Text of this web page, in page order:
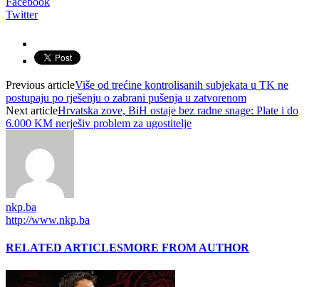
Twitter
Previous articleViše od trećine kontrolisanih subjekata u TK ne
postupaju po rješenju o zabrani pušenja u zatvorenom
Next articleHrvatska zove, BiH ostaje bez radne snage: Plate i do
6.000 KM nerješiv problem za ugostitelje
nkp.ba
http://www.nkp.ba
RELATED ARTICLESMORE FROM AUTHOR